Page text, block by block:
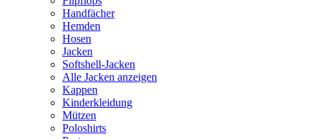
Handfächer
Hemden
Hosen
Jacken
Softshell-Jacken
Alle Jacken anzeigen
Kappen
Kinderkleidung
Mützen
Poloshirts